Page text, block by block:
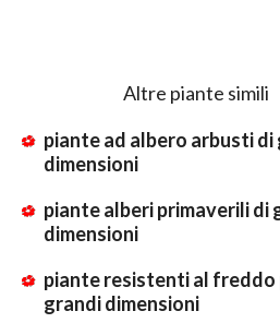
Altre piante simili
piante ad albero arbusti di
dimensioni
piante alberi primaverili di
dimensioni
piante resistenti al freddo
grandi dimensioni